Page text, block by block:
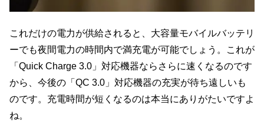
これだけの電力が供給されると、大容量モバイルバッテリ
ーでも夜間電力の時間内で満充電が可能でしょう。これが
「Quick Charge 3.0」対応機器ならさらに速くなるのです
から、今後の「QC 3.0」対応機器の充実が待ち遠しいも
のです。充電時間が短くなるのは本当にありがたいですよ
ね。